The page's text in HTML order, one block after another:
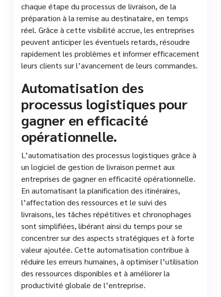
chaque étape du processus de livraison, de la
préparation à la remise au destinataire, en temps
réel. Grâce à cette visibilité accrue, les entreprises
peuvent anticiper les éventuels retards, résoudre
rapidement les problèmes et informer efficacement
leurs clients sur l’avancement de leurs commandes.
Automatisation des
processus logistiques pour
gagner en efficacité
opérationnelle.
L’automatisation des processus logistiques grâce à
un logiciel de gestion de livraison permet aux
entreprises de gagner en efficacité opérationnelle.
En automatisant la planification des itinéraires,
l’affectation des ressources et le suivi des
livraisons, les tâches répétitives et chronophages
sont simplifiées, libérant ainsi du temps pour se
concentrer sur des aspects stratégiques et à forte
valeur ajoutée. Cette automatisation contribue à
réduire les erreurs humaines, à optimiser l’utilisation
des ressources disponibles et à améliorer la
productivité globale de l’entreprise.